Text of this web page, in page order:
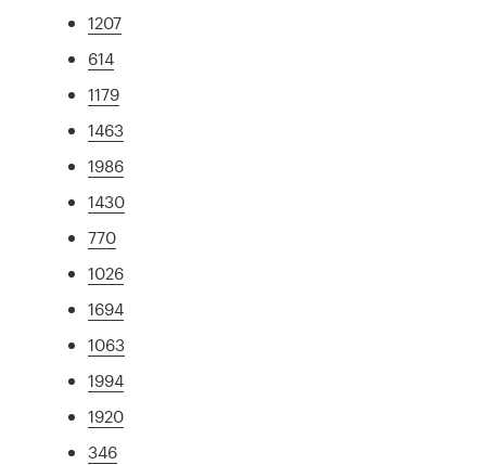
1207
614
1179
1463
1986
1430
770
1026
1694
1063
1994
1920
346